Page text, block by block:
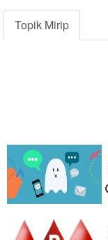
Topik Mirip